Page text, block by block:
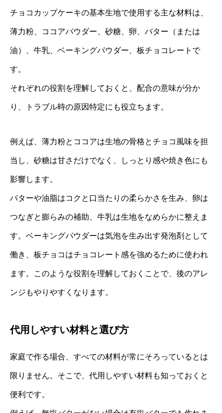
チョコカップケーキの基本生地で使用する主な材料は、
薄力粉、ココアパウダー、砂糖、卵、バター（または
油）、牛乳、ベーキングパウダー、板チョコレートで
す。
それぞれの役割を理解しておくと、配合の意味が分か
り、トラブル時の原因特定にも役立ちます。
例えば、薄力粉とココアは生地の骨格とチョコ風味を担
当し、砂糖は甘さだけでなく、しっとり感や焼き色にも
影響します。
バターや油脂はコクと口当たりの柔らかさを生み、卵は
つなぎと膨らみの補助、牛乳は生地をなめらかに整えま
す。ベーキングパウダーは気泡を生み出す発泡剤として
働き、板チョコはチョコレート感を強めるために使われ
ます。このような役割を理解しておくことで、後のアレ
ンジもやりやすくなります。
代用しやすい材料と選び方
家庭で作る場合、すべての材料が常にそろっているとは
限りません。そこで、代用しやすい材料も知っておくと
便利です。